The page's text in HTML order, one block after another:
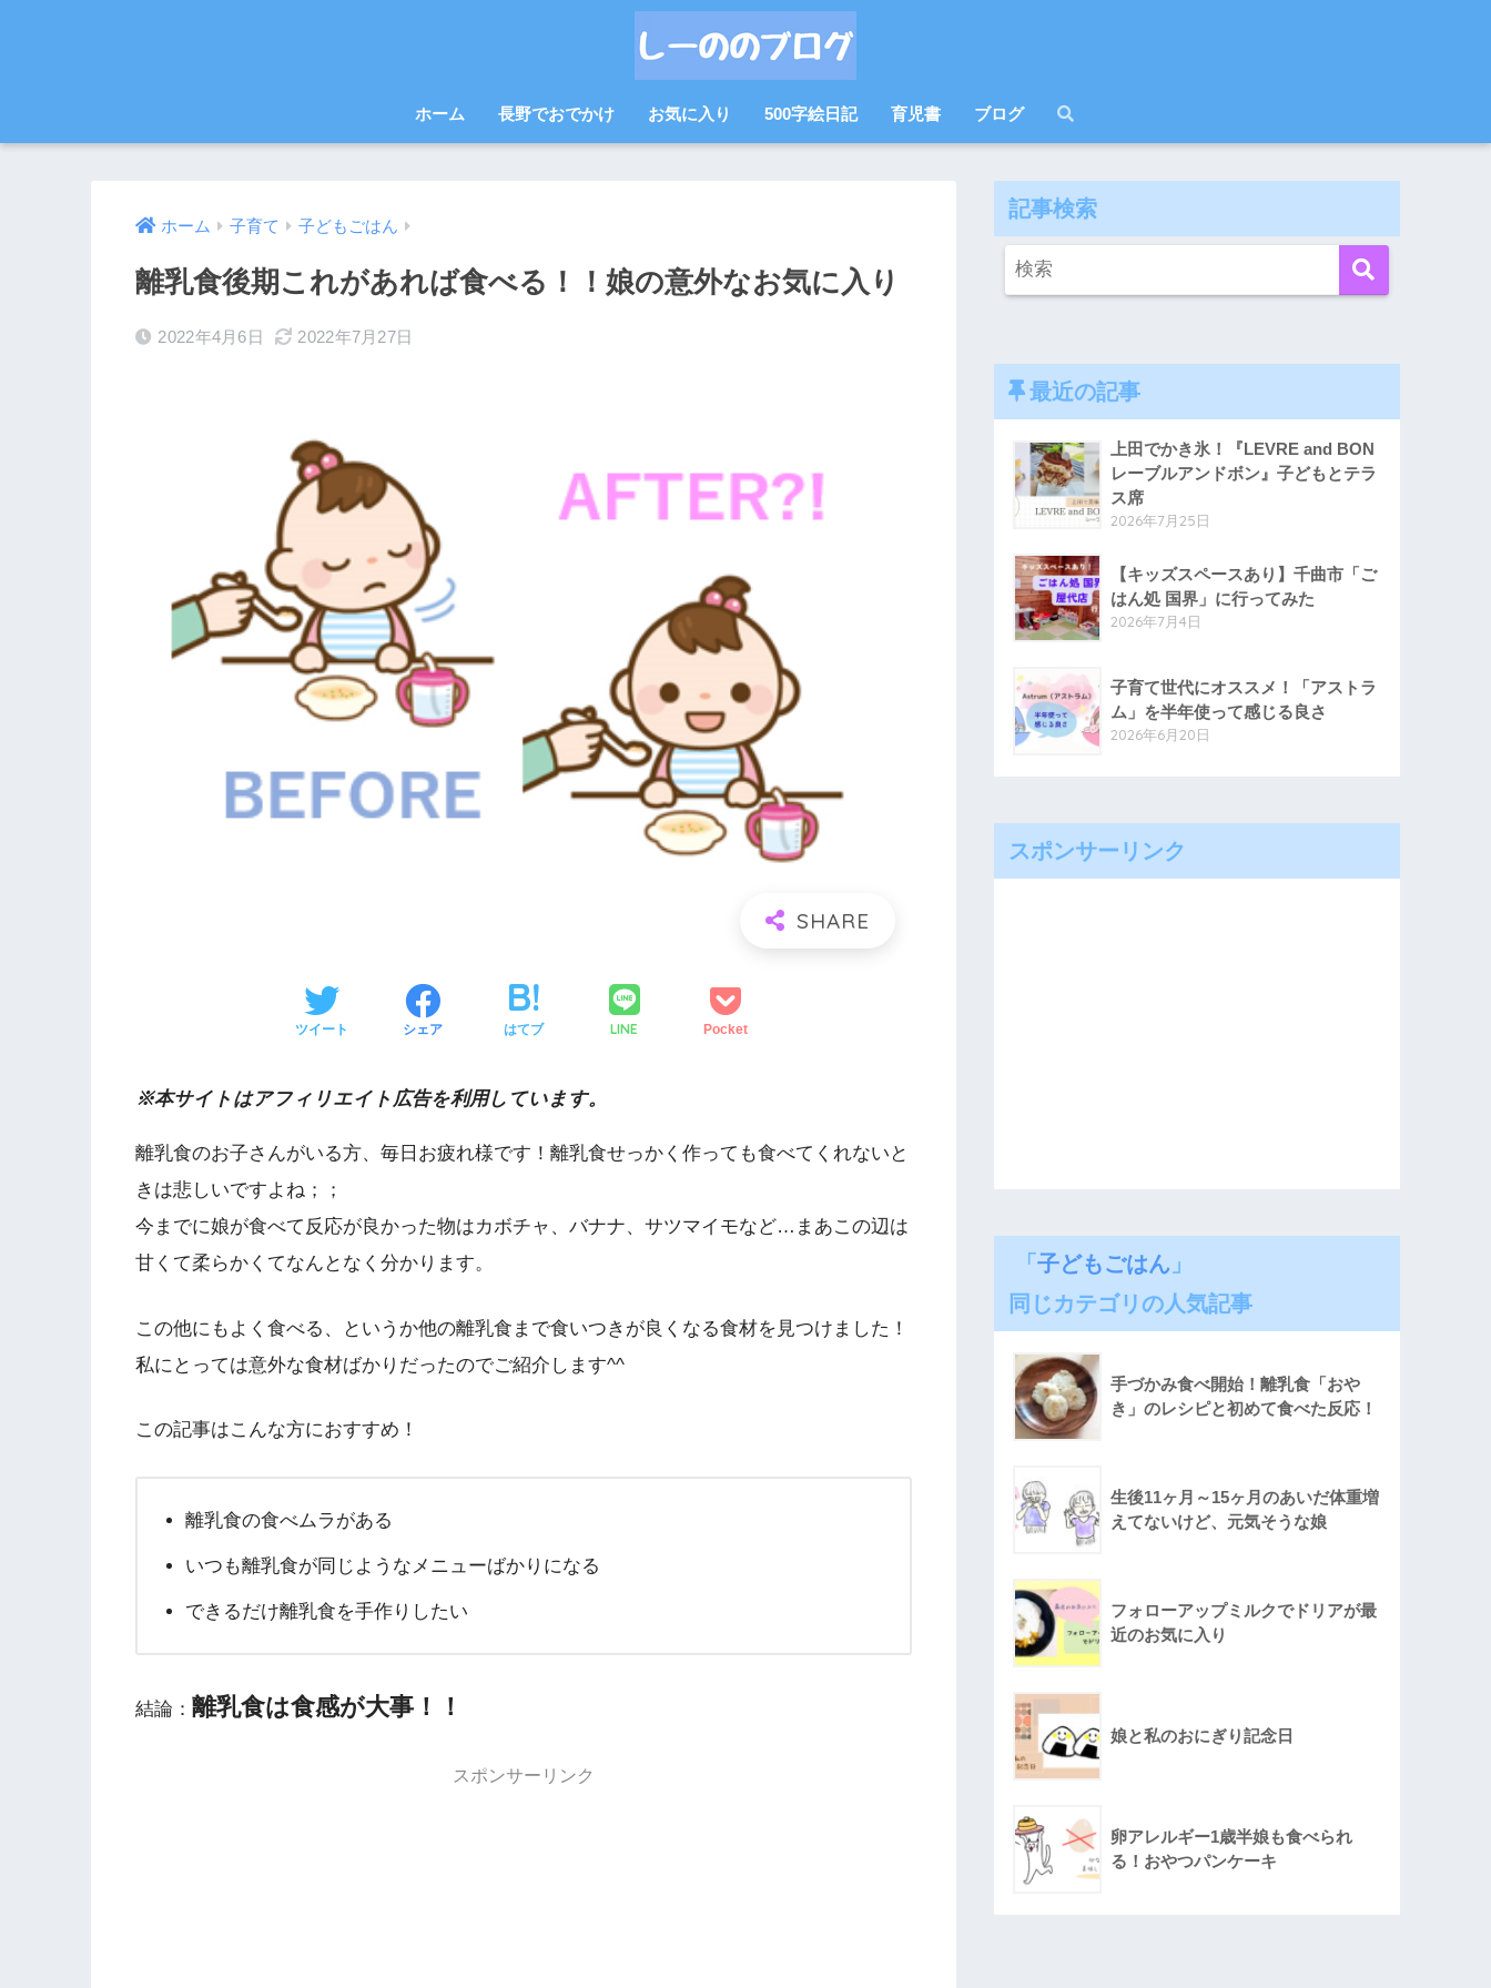
ホーム 長野でおでかけ お気に入り 500字絵日記 育児書 ブログ
ホーム 子育て 子どもごはん
離乳食後期これがあれば食べる！！娘の意外なお気に入り
2022年4月6日 2022年7月27日
ツイート シェア はてブ LINE Pocket
※本サイトはアフィリエイト広告を利用しています。
離乳食のお子さんがいる方、毎日お疲れ様です！離乳食せっかく作っても食べてくれないと
きは悲しいですよね；；
今までに娘が食べて反応が良かった物はカボチャ、バナナ、サツマイモなど…まあこの辺は
甘くて柔らかくてなんとなく分かります。
この他にもよく食べる、というか他の離乳食まで食いつきが良くなる食材を見つけました！
私にとっては意外な食材ばかりだったのでご紹介します^^
この記事はこんな方におすすめ！
離乳食の食べムラがある
いつも離乳食が同じようなメニューばかりになる
できるだけ離乳食を手作りしたい
結論： 離乳食は食感が大事！！
スポンサーリンク
記事検索
最近の記事
上田でかき氷！『LEVRE and BON
レーブルアンドボン』子どもとテラ
ス席
2026年7月25日
【キッズスペースあり】千曲市「ご
はん処 国界」に行ってみた
2026年7月4日
子育て世代にオススメ！「アストラ
ム」を半年使って感じる良さ
2026年6月20日
スポンサーリンク
「子どもごはん 」
同じカテゴリの人気記事
手づかみ食べ開始！離乳食「おや
き」のレシピと初めて食べた反応！
生後11ヶ月～15ヶ月のあいだ体重増
えてないけど、元気そうな娘
フォローアップミルクでドリアが最
近のお気に入り
娘と私のおにぎり記念日
卵アレルギー1歳半娘も食べられ
る！おやつパンケーキ